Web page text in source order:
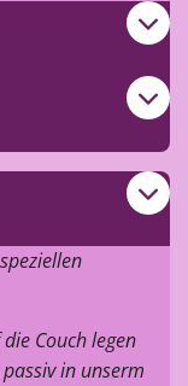
Couch legen
in unserm